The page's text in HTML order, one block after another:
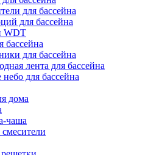
для бассейна
для бассейна
WDT
бассейна
для бассейна
лента для бассейна
небо для бассейна
дома
чаша